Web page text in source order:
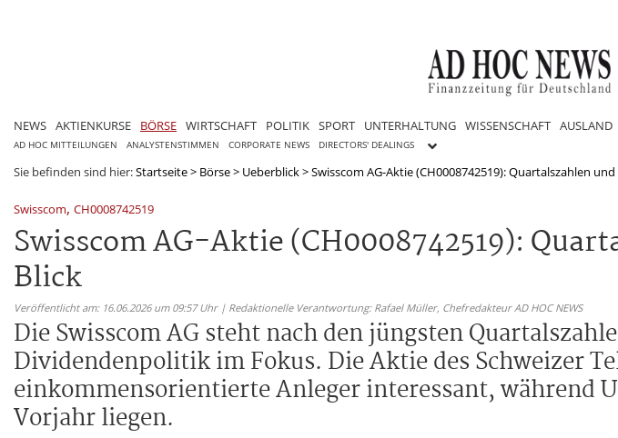
NEWS AKTIENKURSE BÖRSE WIRTSCHAFT POLITIK SPORT UNTERHALTUNG WISSENSCHAFT AUSLAND
AD HOC MITTEILUNGEN ANALYSTENSTIMMEN CORPORATE NEWS DIRECTORS' DEALINGS
Sie befinden sind hier:Startseite> Börse> Ueberblick>Swisscom AG-Aktie (CH0008742519): Quartalszahlen und
Swisscom, CH0008742519
Swisscom AG-Aktie (CH0008742519):
Blick
Veröffentlicht am: 16.06.2026 um 09:57 Uhr | Redaktionelle Verantwortung: Rafael Müller, Chefredakteur AD HOC NEWS
Die Swisscom AG steht nach den jüngsten
Dividendenpolitik im Fokus. Die Aktie des Schweizer
einkommensorientierte Anleger interessant, während
Vorjahr liegen.